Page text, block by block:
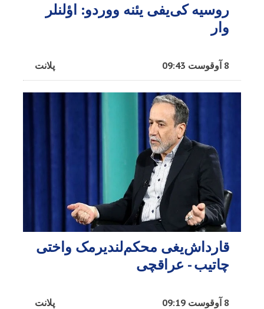
روسیه کی‌یفی یئنه ووردو: اؤلنلر
وار
پلانت 8 آوقوست 09:43
قارداش‌یغی محکم‌لندیرمک واختی
چاتیب - عراقچی
پلانت 8 آوقوست 09:19